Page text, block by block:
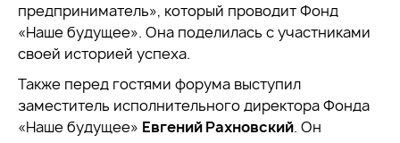
предприниматель», который проводит Фонд
«Наше будущее». Она поделилась с участниками
своей историей успеха.
Также перед гостями форума выступил
заместитель исполнительного директора Фонда
«Наше будущее» Евгений Рахновский. Он